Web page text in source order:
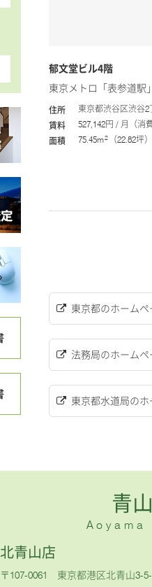
郁文堂ビル4階
東京メトロ「表参道駅
住所 東京都渋谷区渋谷2
賃料 527,142円 / 月（消
面積 75.45m2 （22.82坪）
東京都のホームペ
法務局のホームペ
東京都水道局の
青
北青山店
〒107-0061 東京都港区北青山3-